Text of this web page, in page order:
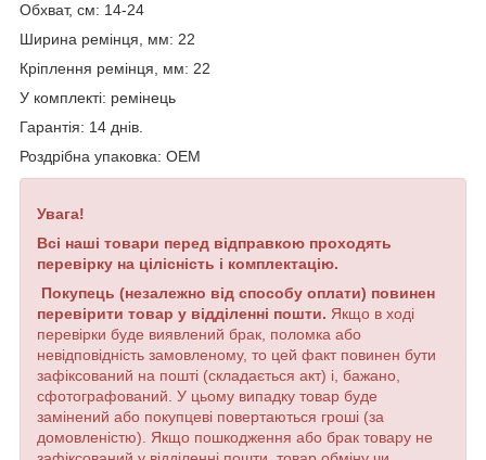
Обхват, см: 14-24
Ширина ремінця, мм: 22
Кріплення ремінця, мм: 22
У комплекті: ремінець
Гарантія: 14 днів.
Роздрібна упаковка: OEM
Увага!
Всі наші товари перед відправкою проходять
перевірку на цілісність і комплектацію.
Покупець (незалежно від способу оплати) повинен
перевірити товар у відділенні пошти. Якщо в ході
перевірки буде виявлений брак, поломка або
невідповідність замовленому, то цей факт повинен бути
зафіксований на пошті (складається акт) і, бажано,
сфотографований. У цьому випадку товар буде
замінений або покупцеві повертаються гроші (за
домовленістю). Якщо пошкодження або брак товару не